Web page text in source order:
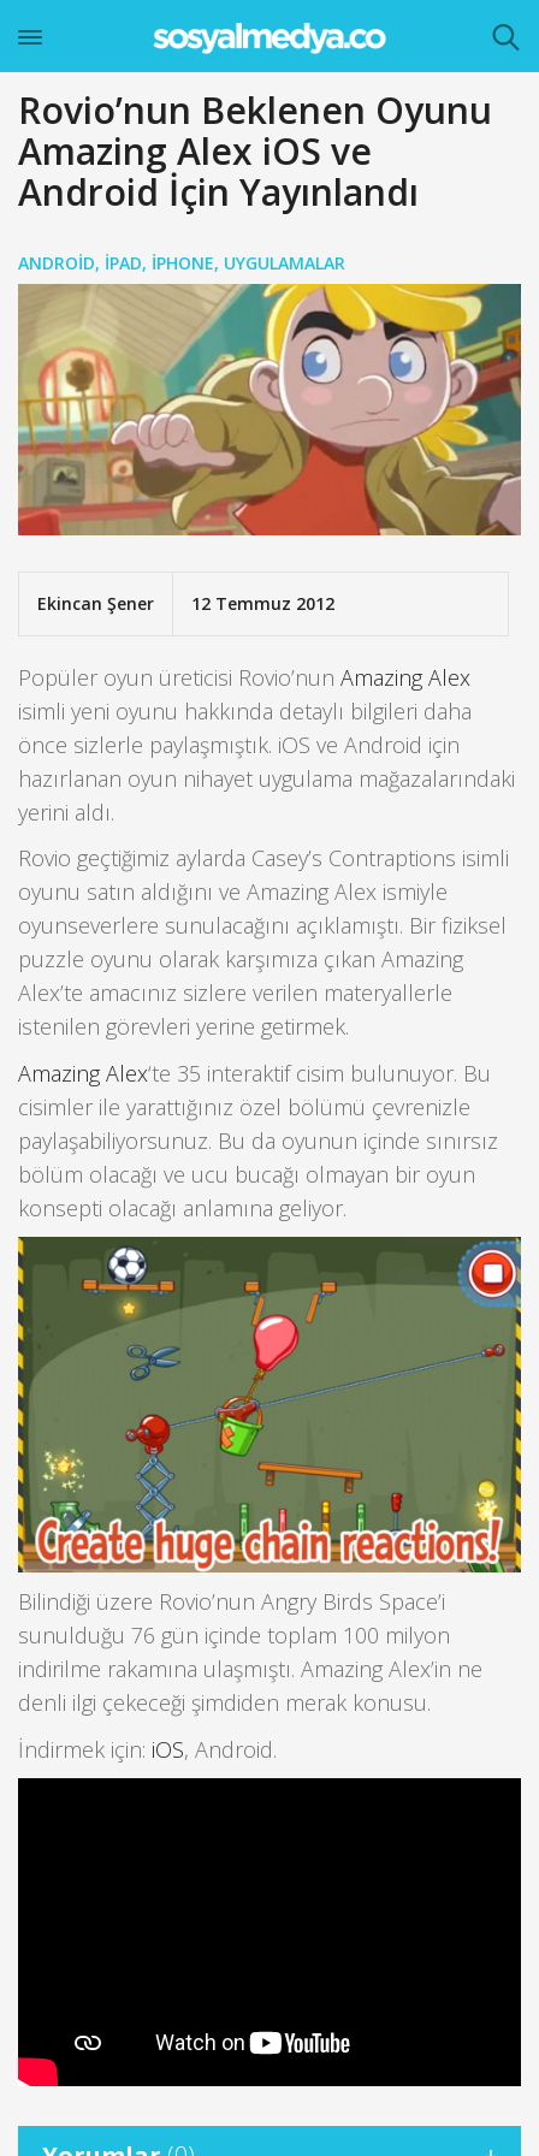
Rovio’nun Beklenen Oyunu
Amazing Alex iOS ve
Android İçin Yayınlandı
ANDROID, IPAD, IPHONE, UYGULAMALAR
Ekincan Şener 12 Temmuz 2012
Popüler oyun üreticisi Rovio’nun Amazing Alex
isimli yeni oyunu hakkında detaylı bilgileri daha
önce sizlerle paylaşmıştık. iOS ve Android için
hazırlanan oyun nihayet uygulama mağazalarındaki
yerini aldı.
Rovio geçtiğimiz aylarda Casey’s Contraptions isimli
oyunu satın aldığını ve Amazing Alex ismiyle
oyunseverlere sunulacağını açıklamıştı. Bir fiziksel
puzzle oyunu olarak karşımıza çıkan Amazing
Alex’te amacınız sizlere verilen materyallerle
istenilen görevleri yerine getirmek.
Amazing Alex‘te 35 interaktif cisim bulunuyor. Bu
cisimler ile yarattığınız özel bölümü çevrenizle
paylaşabiliyorsunuz. Bu da oyunun içinde sınırsız
bölüm olacağı ve ucu bucağı olmayan bir oyun
konsepti olacağı anlamına geliyor.
Bilindiği üzere Rovio’nun Angry Birds Space’i
sunulduğu 76 gün içinde toplam 100 milyon
indirilme rakamına ulaşmıştı. Amazing Alex’in ne
denli ilgi çekeceği şimdiden merak konusu.
İndirmek için: iOS, Android.